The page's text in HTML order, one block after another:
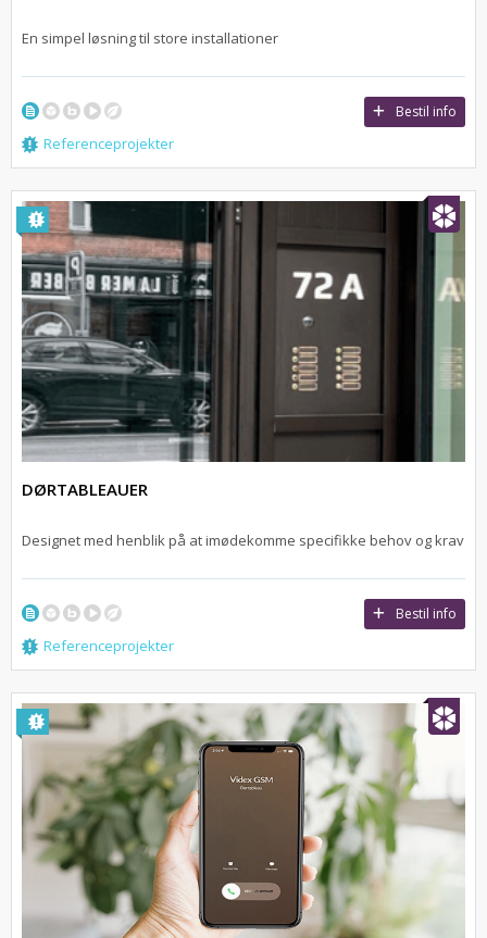
En simpel løsning til store installationer
Bestil info
Referenceprojekter
DØRTABLEAUER
Designet med henblik på at imødekomme specifikke behov og krav
Bestil info
Referenceprojekter